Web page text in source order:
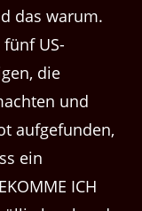
das warum.
US-
die
und
aufgefunden,
ein
ICH